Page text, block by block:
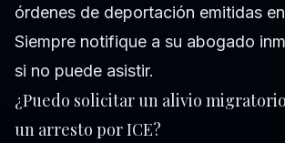
órdenes de deportación emitidas
Siempre notifique a su abogado
si no puede asistir.
¿Puedo solicitar un alivio
un arresto por ICE?